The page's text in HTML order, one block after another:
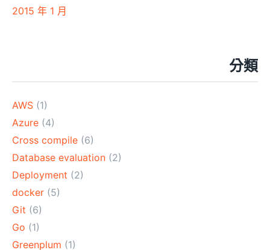
2015 年 1 月
分類
AWS (1)
Azure (4)
Cross compile (6)
Database evaluation (2)
Deployment (2)
docker (5)
Git (6)
Go (1)
Greenplum (1)